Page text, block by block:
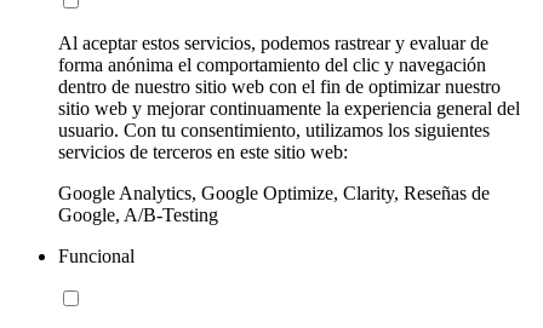
Al aceptar estos servicios, podemos rastrear y evaluar de
forma anónima el comportamiento del clic y navegación
dentro de nuestro sitio web con el fin de optimizar nuestro
sitio web y mejorar continuamente la experiencia general del
usuario. Con tu consentimiento, utilizamos los siguientes
servicios de terceros en este sitio web:
Google Analytics, Google Optimize, Clarity, Reseñas de
Google, A/B-Testing
Funcional